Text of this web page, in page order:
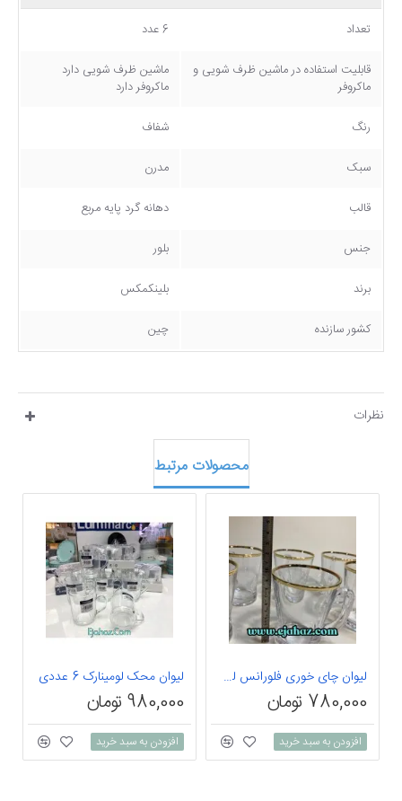
تعداد 6 عدد
قابلیت استفاده در ماشین ظرف شویی و
ماکروفر
ماشین ظرف شویی دارد
ماکروفر دارد
رنگ شفاف
سبک مدرن
قالب دهانه گرد پایه مربع
جنس بلور
برند بلینکمکس
کشور سازنده چین
نظرات
محصولات مرتبط
لیوان چای خوری فلورانس لب طلا
780,000 تومان
افزودن به سبد خرید
لیوان محک لومینارک 6 عددی
980,000 تومان
افزودن به سبد خرید